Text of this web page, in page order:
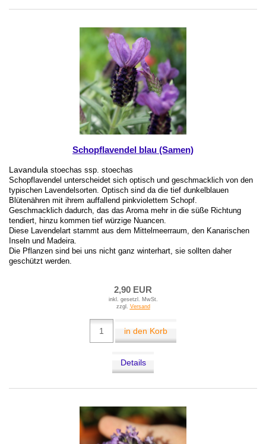
Schopflavendel blau (Samen)
Lavandula stoechas ssp. stoechas
Schopflavendel unterscheidet sich optisch und geschmacklich von den
typischen Lavendelsorten. Optisch sind da die tief dunkelblauen
Blütenähren mit ihrem auffallend pinkviolettem Schopf.
Geschmacklich dadurch, das das Aroma mehr in die süße Richtung
tendiert, hinzu kommen tief würzige Nuancen.
Diese Lavendelart stammt aus dem Mittelmeerraum, den Kanarischen
Inseln und Madeira.
Die Pflanzen sind bei uns nicht ganz winterhart, sie sollten daher
geschützt werden.
2,90 EUR
inkl. gesetzl. MwSt.
zzgl. Versand
in den Korb
Details